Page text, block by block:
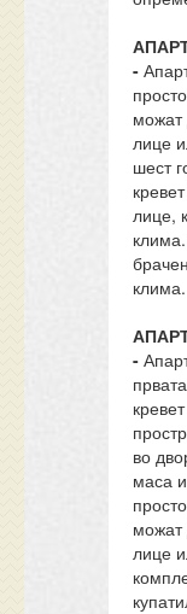
-
можат
лице
шест
лице,
клима.
-
во
маса
можат
лице